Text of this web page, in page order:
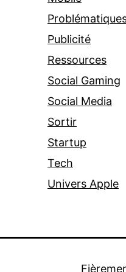
Publicité
Ressources
Social Gaming
Social Media
Sortir
Startup
Tech
Univers Apple